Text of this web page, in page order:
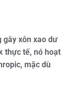
gây xôn xao dư
thực tế, nó hoạt
mặc dù